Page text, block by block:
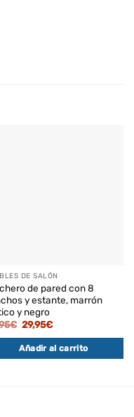
DE SALÓN
de pared con 8
y estante, marrón
y negro
€ El
original
era:
33,95€.
29,95€El
actual
es:
29,95€.
Añadir al carrito